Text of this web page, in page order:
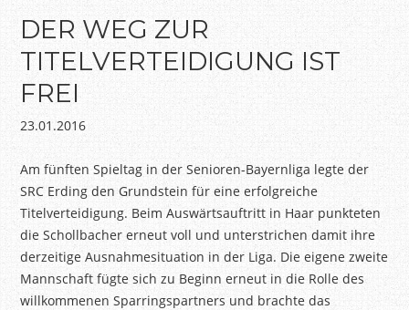
DER WEG ZUR
TITELVERTEIDIGUNG IST
FREI
23.01.2016
Am fünften Spieltag in der Senioren-Bayernliga legte der
SRC Erding den Grundstein für eine erfolgreiche
Titelverteidigung. Beim Auswärtsauftritt in Haar punkteten
dieSchollbacher erneut voll und unterstrichen damit ihre
derzeitige Ausnahmesituation in der Liga. Die eigene zweite
Mannschaft fügte sich zu Beginn erneut in die Rolle des
willkommenen Sparringspartners und brachte das